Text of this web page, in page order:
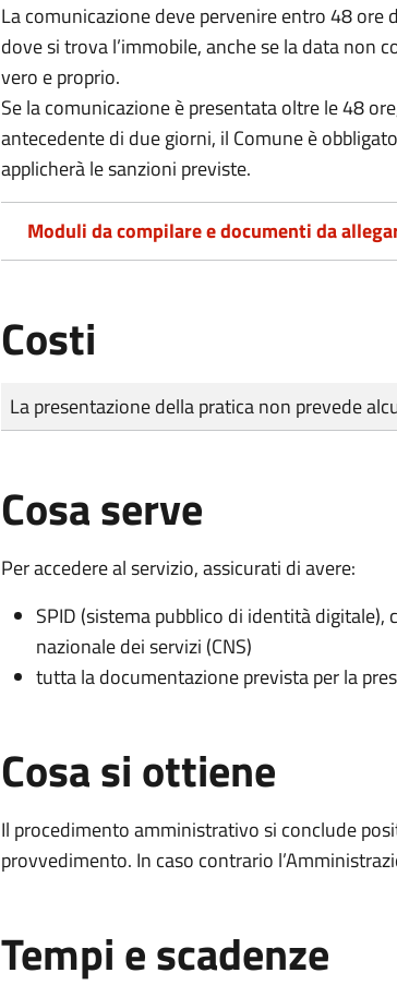
La comunicazione deve pervenireentro 48 ore
dove si trova l’immobile, anche se la data non
vero e proprio.
Se la comunicazione è presentata oltre le 48
antecedente di due giorni, il Comune è
applicherà le sanzioni previste.
Moduli da compilare e documenti da
Costi
Tipo di pagamento
Importo
La presentazione della pratica non prevede
Cosa serve
Per accedere al servizio, assicurati di avere:
SPID (sistema pubblico di identità digitale),
nazionale dei servizi (CNS)
tutta la documentazione prevista per la
Cosa si ottiene
Il procedimento amministrativo si conclude
provvedimento. In caso contrario
Tempi e scadenze